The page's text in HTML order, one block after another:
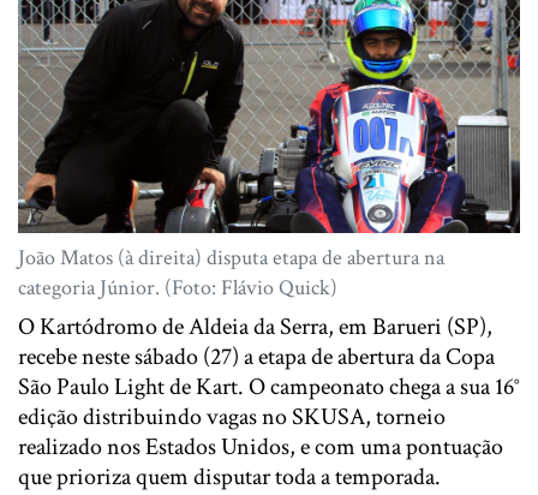
João Matos (à direita) disputa etapa de abertura na
categoria Júnior. (Foto: Flávio Quick)
O Kartódromo de Aldeia da Serra, em Barueri (SP),
recebe neste sábado (27) a etapa de abertura da Copa
São Paulo Light de Kart. O campeonato chega a sua 16°
edição distribuindo vagas no SKUSA, torneio
realizado nos Estados Unidos, e com uma pontuação
que prioriza quem disputar toda a temporada.